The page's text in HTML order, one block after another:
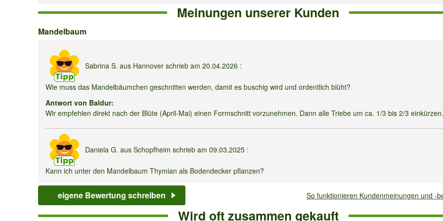
Meinungen unserer Kunden
Mandelbaum
Mandelbaum
Sabrina S. aus Hannover schrieb am 20.04.2026 :
Wie muss das Mandelbäumchen geschnitten werden, damit es buschig wird und ordentlich blüht?
Antwort von Baldur:
Wir empfehlen direkt nach der Blüte (April-Mai) einen Formschnitt vorzunehmen. Dann alle Triebe um ca. 1/3 bis 2/3 einkürzen.
Daniela G. aus Schopfheim schrieb am 09.03.2025 :
Kann ich unter den Mandelbaum Thymian als Bodendecker pflanzen?
Antwort von Baldur:
Ist der Standort sonnig genug, ist eine Unterpflanzung möglich.
eigene Bewertung schreiben So funktionieren Kundenmeinungen und -
Wird oft zusammen gekauft